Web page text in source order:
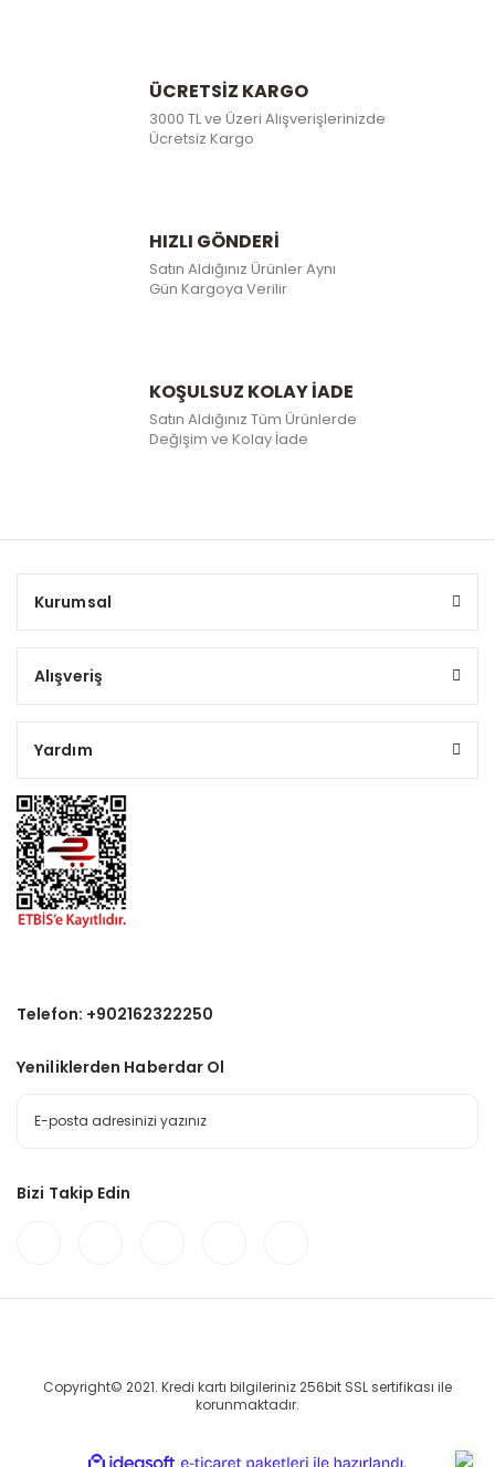
ÜCRETSİZ KARGO
3000 TL ve Üzeri Alışverişlerinizde
Ücretsiz Kargo
HIZLI GÖNDERİ
Satın Aldığınız Ürünler Aynı
Gün Kargoya Verilir
KOŞULSUZ KOLAY İADE
Satın Aldığınız Tüm Ürünlerde
Değişim ve Kolay İade
Kurumsal
Alışveriş
Yardım
Telefon: +902162322250
Yeniliklerden Haberdar Ol
Bizi Takip Edin
Copyright© 2021. Kredi kartı bilgileriniz 256bit SSL sertifikası ile
korunmaktadır.
ideasoft e-